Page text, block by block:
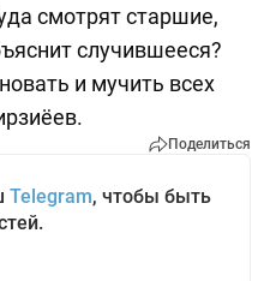
смотрят старшие,
случившееся?
и мучить всех
Поделиться
Telegram, чтобы быть